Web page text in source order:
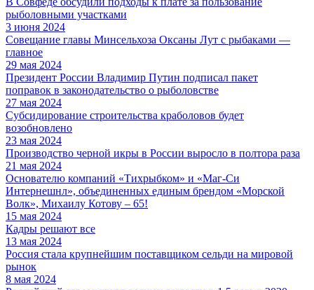
рыболовными участками
3 июня 2024
Совещание главы Минсельхоза Оксаны Лут с рыбаками —
главное
29 мая 2024
Президент России Владимир Путин подписал пакет
поправок в законодательство о рыболовстве
27 мая 2024
Субсидирование строительства краболовов будет
возобновлено
23 мая 2024
Производство черной икры в России выросло в полтора раза
21 мая 2024
Основателю компаний «Тихрыбком» и «Маг-Си
Интернешнл», объединенных единым брендом «Морской
Волк», Михаилу Котову – 65!
15 мая 2024
Кадры решают все
13 мая 2024
Россия стала крупнейшим поставщиком сельди на мировой
рынок
8 мая 2024